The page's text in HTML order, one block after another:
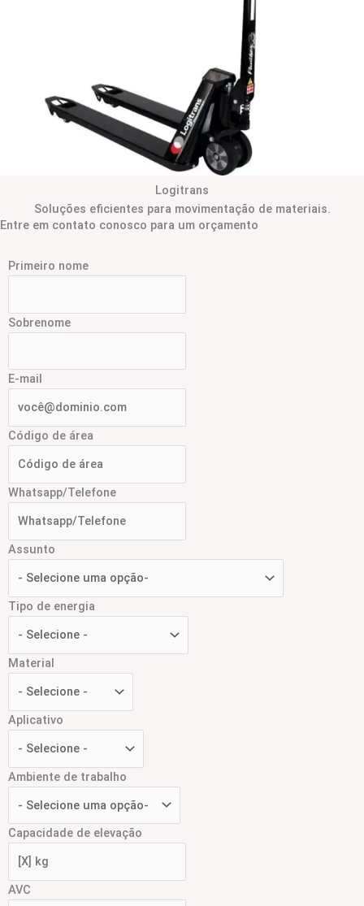
Logitrans
Soluções eficientes para movimentação de materiais.
Entre em contato conosco para um orçamento
Primeiro nome
Sobrenome
E-mail
Código de área
Whatsapp/Telefone
Assunto
Tipo de energia
Material
Aplicativo
Ambiente de trabalho
Capacidade de elevação
AVC